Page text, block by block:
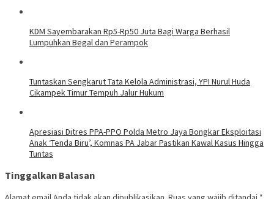
KDM Sayembarakan Rp5-Rp50 Juta Bagi Warga Berhasil
Lumpuhkan Begal dan Perampok
Tuntaskan Sengkarut Tata Kelola Administrasi, YPI Nurul Huda
Cikampek Timur Tempuh Jalur Hukum
Apresiasi Ditres PPA-PPO Polda Metro Jaya Bongkar Eksploitasi
Anak ‘Tenda Biru’, Komnas PA Jabar Pastikan Kawal Kasus Hingga
Tuntas
Tinggalkan Balasan